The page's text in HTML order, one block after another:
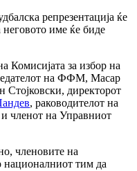
репрезентација ќе
име ќе биде
Комисијата за избор на
на ФФМ, Масар
Стојковски, директорот
, раководителот на
членот на Управниот
членовите на
националниот тим да